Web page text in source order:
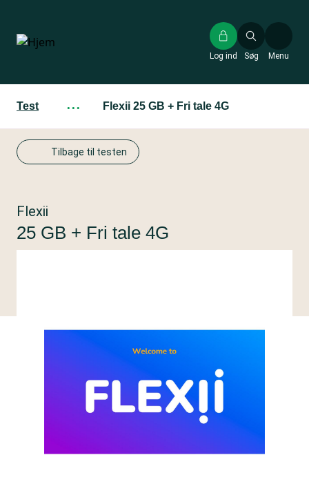
hovedindhold
Søg
Log ind Menu
Test ··· Flexii 25 GB + Fri tale 4G
Tilbage til testen
Flexii
25 GB + Fri tale 4G